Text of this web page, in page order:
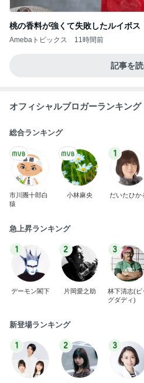
桃の香料が強くて失敗したルイボス
Amebaトピックス 11時間前
記事を
オフィシャルブロガーランキング
総合ランキング
市川團十郎白
猿
小林麻央
1
だいたひか
急上昇ランキング
1
デーモン閣下
2
片岡愛之助
3
林下清志(ビ
グダディ)
新登場ランキング
1 2 3